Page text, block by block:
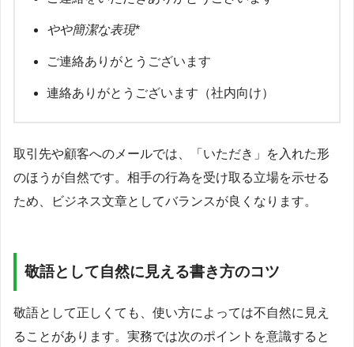
やや簡潔な表現*
ご連絡ありがとうございます
連絡ありがとうございます（社内向け）
取引先や顧客へのメールでは、「いただき」を入れた形
のほうが自然です。相手の行為を受け取る立場を示せる
ため、ビジネス文章としてバランスが良くなります。
敬語として自然に見える書き方のコツ
敬語として正しくても、使い方によっては不自然に見え
ることがあります。実務では次のポイントを意識すると